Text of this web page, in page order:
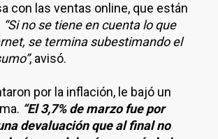
con las ventas online, que están
“Si no se tiene en cuenta lo que
se termina subestimando el
, avisó.
por la inflación, le bajó un
“El 3,7% de marzo fue por
devaluación que al final no